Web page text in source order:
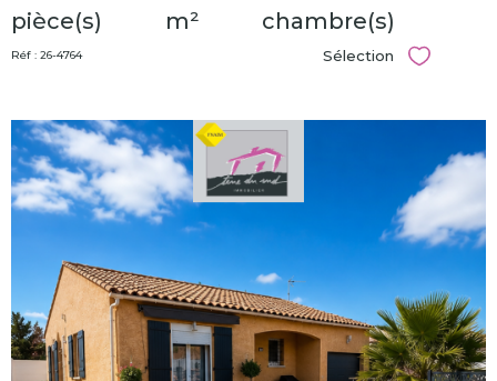
pièce(s) m² chambre(s)
Réf : 26-4764 Sélection
voir le